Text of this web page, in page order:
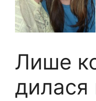
Лише
дилася